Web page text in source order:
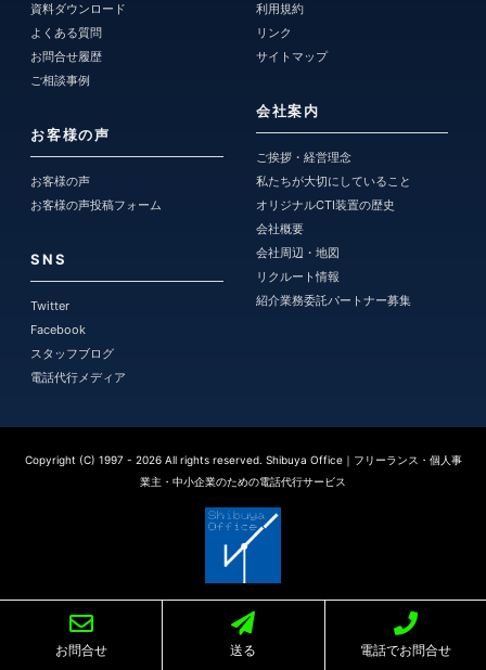
資料ダウンロード
よくある質問
お問合せ履歴
ご相談事例
お客様の声
お客様の声
お客様の声投稿フォーム
SNS
Twitter
Facebook
スタッフブログ
電話代行メディア
利用規約
リンク
サイトマップ
会社案内
ご挨拶・経営理念
私たちが大切にしていること
オリジナルCTI装置の歴史
会社概要
会社周辺・地図
リクルート情報
紹介業務委託パートナー募集
Copyright (C) 1997- 2026All rights reserved. Shibuya Office｜フリーランス・個人事
業主・中小企業のための電話代行サービス
お問合せ 送る 電話でお問合せ